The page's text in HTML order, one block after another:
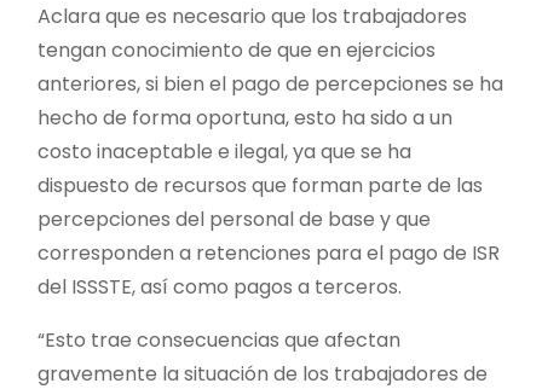
Aclara que es necesario que los trabajadores
tengan conocimiento de que en ejercicios
anteriores, si bien el pago de percepciones se ha
hecho de forma oportuna, esto ha sido a un
costo inaceptable e ilegal, ya que se ha
dispuesto de recursos que forman parte de las
percepciones del personal de base y que
corresponden a retenciones para el pago de ISR
del ISSSTE, así como pagos a terceros.
“Esto trae consecuencias que afectan
gravemente la situación de los trabajadores de